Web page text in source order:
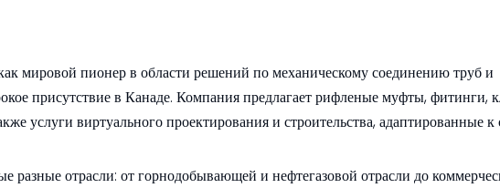
мировой пионер в области решений по механическому соединению труб и
присутствие в Канаде. Компания предлагает рифленые муфты, фитинги,
услуги виртуального проектирования и строительства, адаптированные
отрасли: от горнодобывающей и нефтегазовой отрасли до